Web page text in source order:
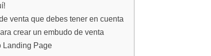
venta que debes tener en cuenta
crear un embudo de venta
Landing Page